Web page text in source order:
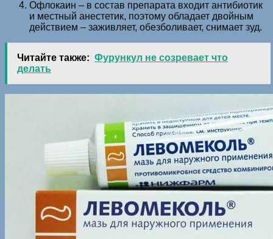
Офлокаин – в состав препарата входит антибиотик
и местный анестетик, поэтому обладает двойным
действием – заживляет, обезболивает, снимает зуд.
Читайте также: Фурункул не созревает что
делать